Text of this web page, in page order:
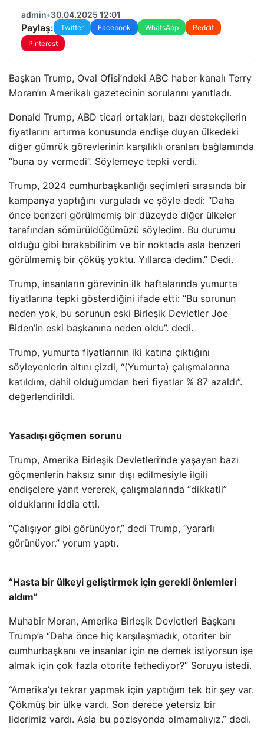
admin•30.04.2025 12:01
Paylaş: Twitter Facebook WhatsApp
Reddit
Pinterest
Başkan Trump, Oval Ofisi’ndeki ABC haber kanalı Terry
Moran’ın Amerikalı gazetecinin sorularını yanıtladı.
Donald Trump, ABD ticari ortakları, bazı destekçilerin
fiyatlarını artırma konusunda endişe duyan ülkedeki
diğer gümrük görevlerinin karşılıklı oranları bağlamında
“buna oy vermedi”. Söylemeye tepki verdi.
Trump, 2024 cumhurbaşkanlığı seçimleri sırasında bir
kampanya yaptığını vurguladı ve şöyle dedi: “Daha
önce benzeri görülmemiş bir düzeyde diğer ülkeler
tarafından sömürüldüğümüzü söyledim. Bu durumu
olduğu gibi bırakabilirim ve bir noktada asla benzeri
görülmemiş bir çöküş yoktu. Yıllarca dedim.” Dedi.
Trump, insanların görevinin ilk haftalarında yumurta
fiyatlarına tepki gösterdiğini ifade etti: “Bu sorunun
neden yok, bu sorunun eski Birleşik Devletler Joe
Biden’in eski başkanına neden oldu”. dedi.
Trump, yumurta fiyatlarının iki katına çıktığını
söyleyenlerin altını çizdi, “(Yumurta) çalışmalarına
katıldım, dahil olduğumdan beri fiyatlar % 87 azaldı”.
değerlendirildi.
Yasadışı göçmen sorunu
Trump, Amerika Birleşik Devletleri’nde yaşayan bazı
göçmenlerin haksız sınır dışı edilmesiyle ilgili
endişelere yanıt vererek, çalışmalarında “dikkatli”
olduklarını iddia etti.
“Çalışıyor gibi görünüyor,” dedi Trump, “yararlı
görünüyor.” yorum yaptı.
“Hasta bir ülkeyi geliştirmek için gerekli önlemleri
aldım”
Muhabir Moran, Amerika Birleşik Devletleri Başkanı
Trump’a “Daha önce hiç karşılaşmadık, otoriter bir
cumhurbaşkanı ve insanlar için ne demek istiyorsun işe
almak için çok fazla otorite fethediyor?” Soruyu istedi.
“Amerika’yı tekrar yapmak için yaptığım tek bir şey var.
Çökmüş bir ülke vardı. Son derece yetersiz bir
liderimiz vardı. Asla bu pozisyonda olmamalıyız.” dedi.